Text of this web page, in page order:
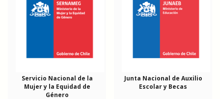
Servicio Nacional de la
Mujer y la Equidad de
Género
Junta Nacional de Auxilio
Escolar y Becas